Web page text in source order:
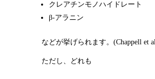
クレアチンモノハイドレート
β-アラニン
などが挙げられます。(Chappell et
ただし、どれも